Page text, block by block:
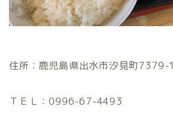
住所：鹿児島県出水市汐見町7379-1
ＴＥＬ：0996-67-4493